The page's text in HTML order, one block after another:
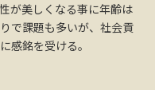
が美しくなる事に年齢は
で課題も多いが、社会貢
感銘を受ける。